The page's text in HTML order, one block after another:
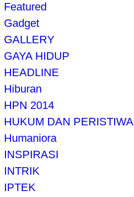
Featured
Gadget
GALLERY
GAYA HIDUP
HEADLINE
Hiburan
HPN 2014
HUKUM DAN PERISTIWA
Humaniora
INSPIRASI
INTRIK
IPTEK